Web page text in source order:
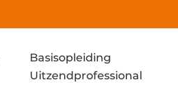
Basisopleiding
Uitzendprofessional